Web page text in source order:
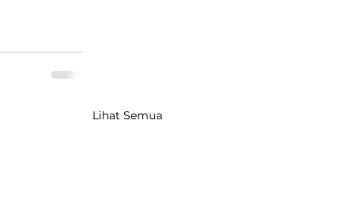
Lihat Semua